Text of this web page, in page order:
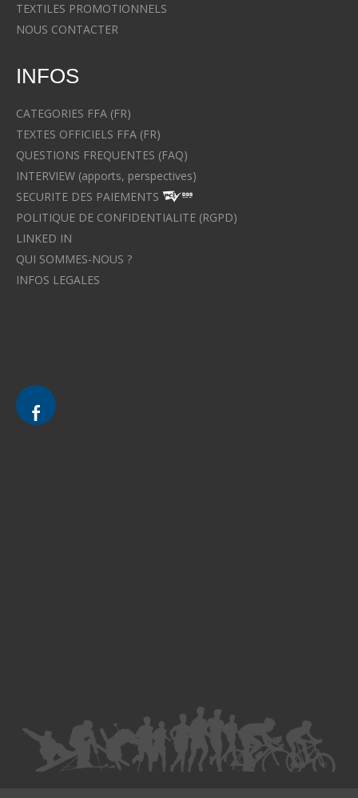
TEXTILES PROMOTIONNELS
NOUS CONTACTER
INFOS
CATEGORIES FFA (FR)
TEXTES OFFICIELS FFA (FR)
QUESTIONS FREQUENTES (FAQ)
INTERVIEW (apports, perspectives)
SECURITE DES PAIEMENTS
POLITIQUE DE CONFIDENTIALITE (RGPD)
LINKED IN
QUI SOMMES-NOUS ?
INFOS LEGALES